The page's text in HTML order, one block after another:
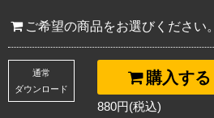
ご希望の商品をお選びください。
購入する
通常
ダウンロード
880円(税込)